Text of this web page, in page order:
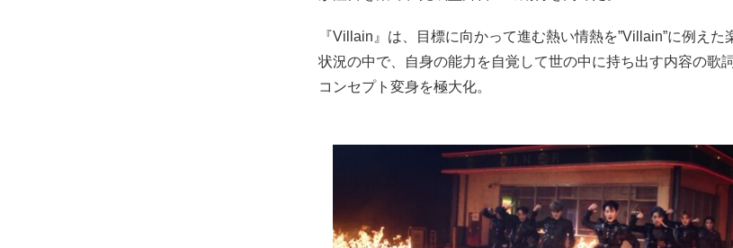
『Villain』は、目標に向かって進む熱い情熱を”Villain”に例えた
状況の中で、自身の能力を自覚して世の中に持ち出す内容の歌
コンセプト変身を極大化。